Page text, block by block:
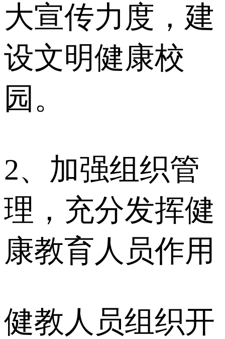
大宣传力度，建
设文明健康校
园。
2、加强组织管
理，充分发挥健
康教育人员作用
健教人员组织开